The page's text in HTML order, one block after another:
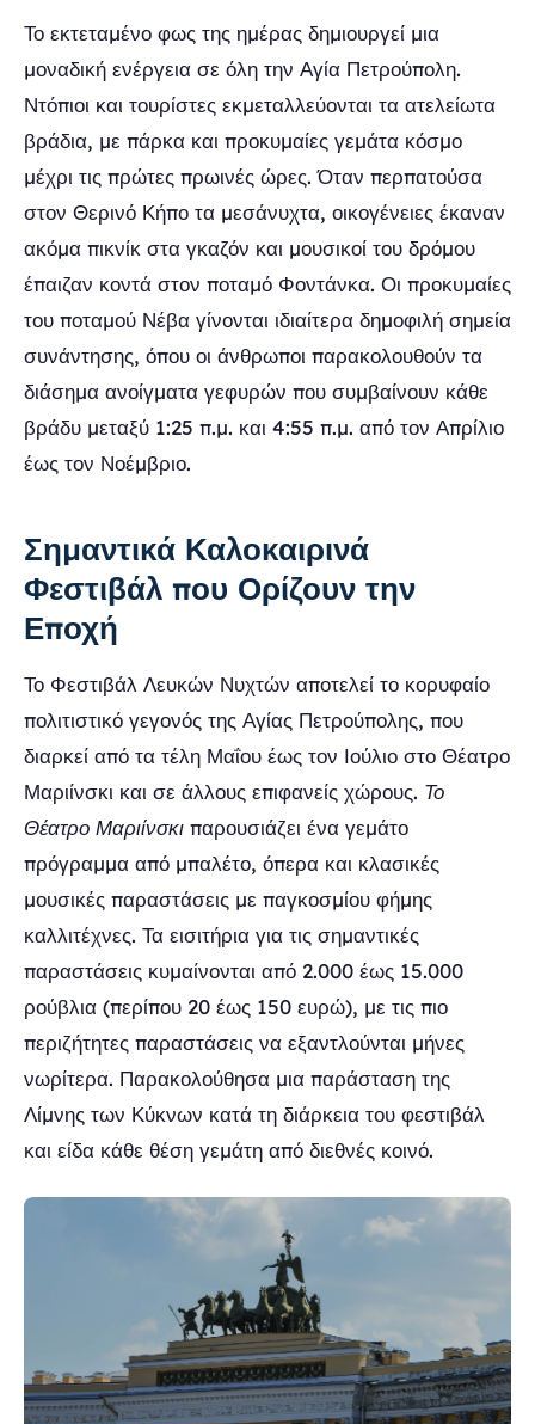
Το εκτεταμένο φως της ημέρας δημιουργεί μια
μοναδική ενέργεια σε όλη την Αγία Πετρούπολη.
Ντόπιοι και τουρίστες εκμεταλλεύονται τα ατελείωτα
βράδια, με πάρκα και προκυμαίες γεμάτα κόσμο
μέχρι τις πρώτες πρωινές ώρες. Όταν περπατούσα
στον Θερινό Κήπο τα μεσάνυχτα, οικογένειες έκαναν
ακόμα πικνίκ στα γκαζόν και μουσικοί του δρόμου
έπαιζαν κοντά στον ποταμό Φοντάνκα. Οι προκυμαίες
του ποταμού Νέβα γίνονται ιδιαίτερα δημοφιλή σημεία
συνάντησης, όπου οι άνθρωποι παρακολουθούν τα
διάσημα ανοίγματα γεφυρών που συμβαίνουν κάθε
βράδυ μεταξύ 1:25 π.μ. και 4:55 π.μ. από τον Απρίλιο
έως τον Νοέμβριο.
Σημαντικά Καλοκαιρινά
Φεστιβάλ που Ορίζουν την
Εποχή
Το Φεστιβάλ Λευκών Νυχτών αποτελεί το κορυφαίο
πολιτιστικό γεγονός της Αγίας Πετρούπολης, που
διαρκεί από τα τέλη Μαΐου έως τον Ιούλιο στο Θέατρο
Μαριίνσκι και σε άλλους επιφανείς χώρους. Το
Θέατρο Μαριίνσκι παρουσιάζει ένα γεμάτο
πρόγραμμα από μπαλέτο, όπερα και κλασικές
μουσικές παραστάσεις με παγκοσμίου φήμης
καλλιτέχνες. Τα εισιτήρια για τις σημαντικές
παραστάσεις κυμαίνονται από 2.000 έως 15.000
ρούβλια (περίπου 20 έως 150 ευρώ), με τις πιο
περιζήτητες παραστάσεις να εξαντλούνται μήνες
νωρίτερα. Παρακολούθησα μια παράσταση της
Λίμνης των Κύκνων κατά τη διάρκεια του φεστιβάλ
και είδα κάθε θέση γεμάτη από διεθνές κοινό.